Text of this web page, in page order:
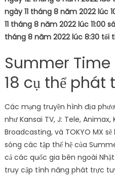
ngày 11 tháng 8 năm 2022 lúc
11 tháng 8 năm 2022 lúc 11:00
tháng 8 năm 2022 lúc 8:30 tối
Summer Time
18 cụ thể phát
Các mạng truyền hình địa
như Kansai TV, J: Tele, Animax,
Broadcasting, và TOKYO MX
sóng các tập thế hệ của
cả các quốc gia bên ngoài
truy cập tính năng phát trực